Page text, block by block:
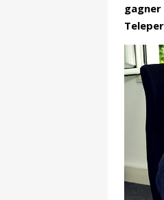
gagner